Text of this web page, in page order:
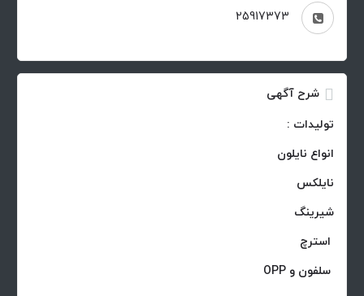
25917373
شرح آگهی
تولیدات :
انواع نایلون
نایلکس
شیرینگ
استرچ
سلفون و OPP